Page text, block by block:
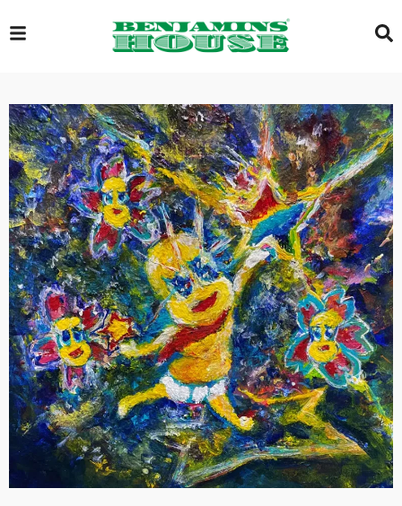
EXCLUSIVE
GLOBAL
VIDEOS
GALLERY
LOGIN